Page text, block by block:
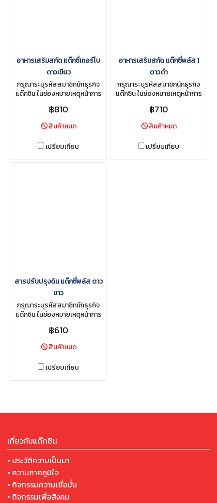
อาหารเสริมสกัด แด๊กซี่เทอร์โบ
ดาวเขียว
กรุณาระบุรหัสสมาชิกนักธุรกิจ
แด๊กซิน ในช่องหมายเหตุหน้าการ
฿810
สินค้าหมด
เปรียบเทียบ
อาหารเสริมสกัด แด๊กซี่พลัส 1
ดาวดำ
กรุณาระบุรหัสสมาชิกนักธุรกิจ
แด๊กซิน ในช่องหมายเหตุหน้าการ
฿710
สินค้าหมด
เปรียบเทียบ
สารปรับปรุงดิน แด๊กซี่พลัส ดาว
ขาว
กรุณาระบุรหัสสมาชิกนักธุรกิจ
แด๊กซิน ในช่องหมายเหตุหน้าการ
฿610
สินค้าหมด
เปรียบเทียบ
เกี่ยวกับแด๊กซิน
• ประวัติความเป็นมา
• ความภาคภูมิใจ
• กิจกรรมความเชื่อมั่น
• กิจกรรมเพื่อสังคม